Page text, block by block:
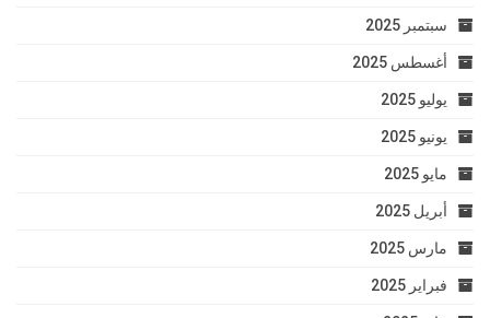
سبتمبر 2025
أغسطس 2025
يوليو 2025
يونيو 2025
مايو 2025
أبريل 2025
مارس 2025
فبراير 2025